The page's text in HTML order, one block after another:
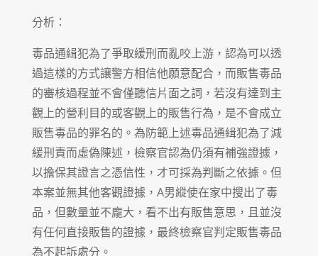
分析：
毒品通緝犯為了爭取緩刑而亂咬上游，認為可以透
過這樣的方式讓警方相信他願意配合，而販售毒品
的審核過程並不會僅聽信片面之詞，若沒有達到主
觀上的營利目的或客觀上的販售行為，是不會成立
販售毒品的罪名的。為防範上述毒品通緝犯為了減
緩刑責而虛偽陳述，檢察官認為仍須有補強證據，
以擔保其證言之憑信性，才可採為判斷之依據。但
本案並無其他客觀證據，A男縱使在家中搜出了毒
品，但數量並不龐大，看不出有販售意思，且並沒
有任何直接販售的證據，最終檢察官判定販售毒品
為不起訴處分。